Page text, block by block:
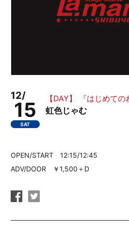
12/
15
SAT
【DAY】 『はじめての
虹色じゃむ
OPEN/START 12:15/12:45
ADV/DOOR ￥1,500＋D